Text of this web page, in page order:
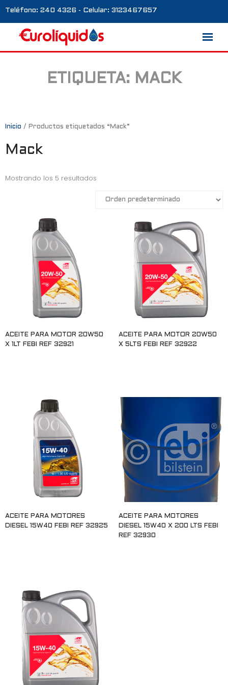
Teléfono: 240 4326 - Celular: 3123467657
Marcas
Blog
Galería
ETIQUETA: MACK
Inicio / Productos etiquetados “Mack”
Mack
Mostrando los 5 resultados
ACEITE PARA MOTOR 20W50
X 1LT FEBI REF 32921
ACEITE PARA MOTOR 20W50
X 5LTS FEBI REF 32922
ACEITE PARA MOTORES
DIESEL 15W40 FEBI REF 32925
ACEITE PARA MOTORES
DIESEL 15W40 X 200 LTS FEBI
REF 32930